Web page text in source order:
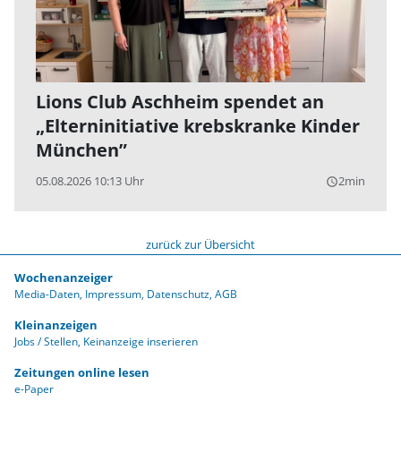
Lions Club Aschheim spendet an
„Elterninitiative krebskranke Kinder
München”
05.08.2026 10:13 Uhr query_builder2min
zurück zur Übersicht
Wochenanzeiger
Media-Daten Impressum Datenschutz AGB
Kleinanzeigen
Jobs / Stellen Keinanzeige inserieren
Zeitungen online lesen
e-Paper